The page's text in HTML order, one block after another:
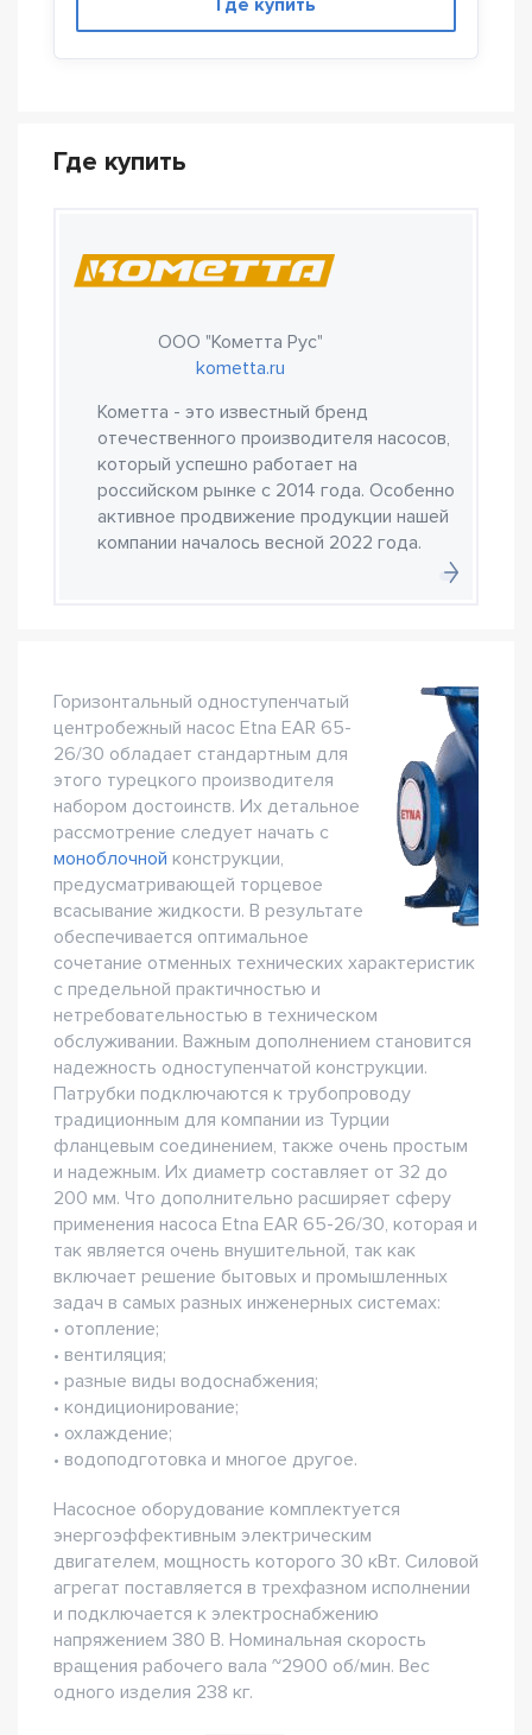
Где купить
Где купить
ООО "Кометта Рус"
kometta.ru
Кометта - это известный бренд
отечественного производителя насосов,
который успешно работает на
российском рынке с 2014 года. Особенно
активное продвижение продукции нашей
компании началось весной 2022 года.
Горизонтальный одноступенчатый
центробежный насос Etna EAR 65-
26/30 обладает стандартным для
этого турецкого производителя
набором достоинств. Их детальное
рассмотрение следует начать с
моноблочной конструкции,
предусматривающей торцевое
всасывание жидкости. В результате
обеспечивается оптимальное
сочетание отменных технических характеристик
с предельной практичностью и
нетребовательностью в техническом
обслуживании. Важным дополнением становится
надежность одноступенчатой конструкции.
Патрубки подключаются к трубопроводу
традиционным для компании из Турции
фланцевым соединением, также очень простым
и надежным. Их диаметр составляет от 32 до
200 мм. Что дополнительно расширяет сферу
применения насоса Etna EAR 65-26/30, которая и
так является очень внушительной, так как
включает решение бытовых и промышленных
задач в самых разных инженерных системах:
• отопление;
• вентиляция;
• разные виды водоснабжения;
• кондиционирование;
• охлаждение;
• водоподготовка и многое другое.
Насосное оборудование комплектуется
энергоэффективным электрическим
двигателем, мощность которого 30 кВт. Силовой
агрегат поставляется в трехфазном исполнении
и подключается к электроснабжению
напряжением 380 В. Номинальная скорость
вращения рабочего вала ~2900 об/мин. Вес
одного изделия 238 кг.